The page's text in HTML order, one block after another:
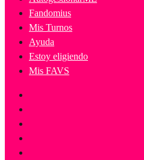
Fandomius
Mis Turnos
Ayuda
Estoy eligiendo
Mis FAVS